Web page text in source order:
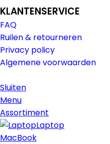
KLANTENSERVICE
FAQ
Ruilen & retourneren
Privacy policy
Algemene voorwaarden
Sluiten
Menu
Assortiment
Laptop
MacBook